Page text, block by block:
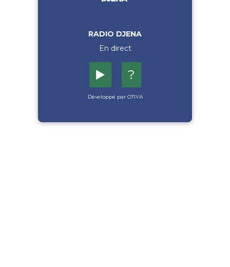
RADIO DJENA
En direct
▶️ ?
Développé par OTIYA